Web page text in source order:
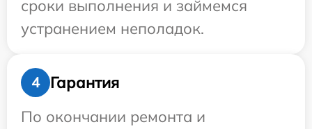
сроки выполнения и займемся
устранением неполадок.
4
Гарантия
По окончании ремонта и